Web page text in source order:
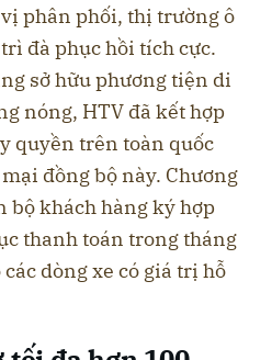
phân phối, thị trường ô
đà phục hồi tích cực.
sở hữu phương tiện di
nóng, HTV đã kết hợp
quyền trên toàn quốc
đồng bộ này. Chương
bộ khách hàng ký hợp
thanh toán trong tháng
dòng xe có giá trị hỗ